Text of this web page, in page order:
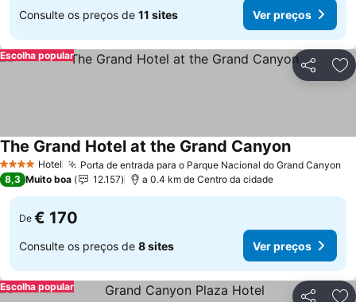
Consulte os preços de 11 sites Ver preços
Partilhar
Escolha popular
4 EstrelasHotel Porta de entrada para o Parque Nacional do Grand Canyon
The Grand Hotel at the Grand CanyonVer preços
8,3 Muito boa 12.157 a 0.4 km de Centro da cidade
De € 170
Consulte os preços de 8 sites Ver preços
Escolha popular